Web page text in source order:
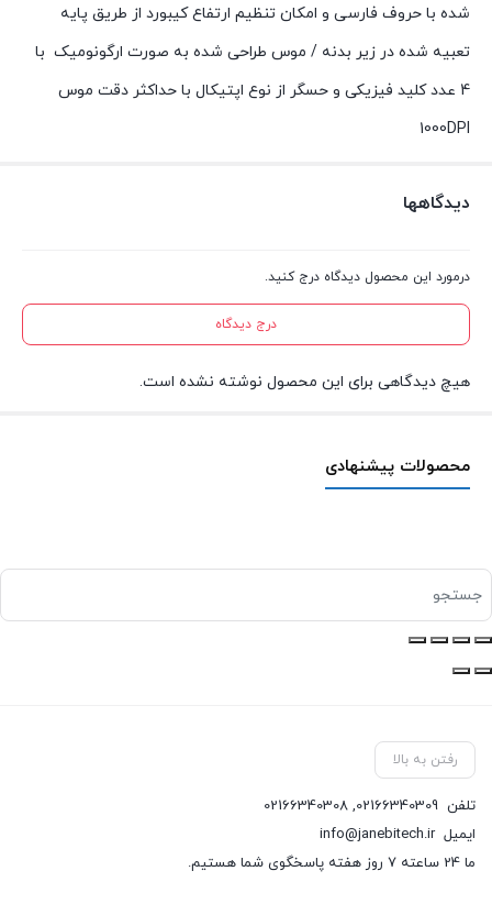
شده با حروف فارسی و امکان تنظیم ارتفاع کیبورد از طریق پایه
تعبیه شده در زیر بدنه / موس طراحی شده به صورت ارگونومیک با
4 عدد کلید فیزیکی و حسگر از نوع اپتیکال با حداکثر دقت موس
1000DPI
دیدگاهها
درمورد این محصول دیدگاه درج کنید.
درج دیدگاه
هیچ دیدگاهی برای این محصول نوشته نشده است.
محصولات پیشنهادی
رفتن به بالا
تلفن 02166340309
,
02166340308
ایمیلinfo@janebitech.ir
ما 24 ساعته 7 روز هفته پاسخگوی شما هستیم.